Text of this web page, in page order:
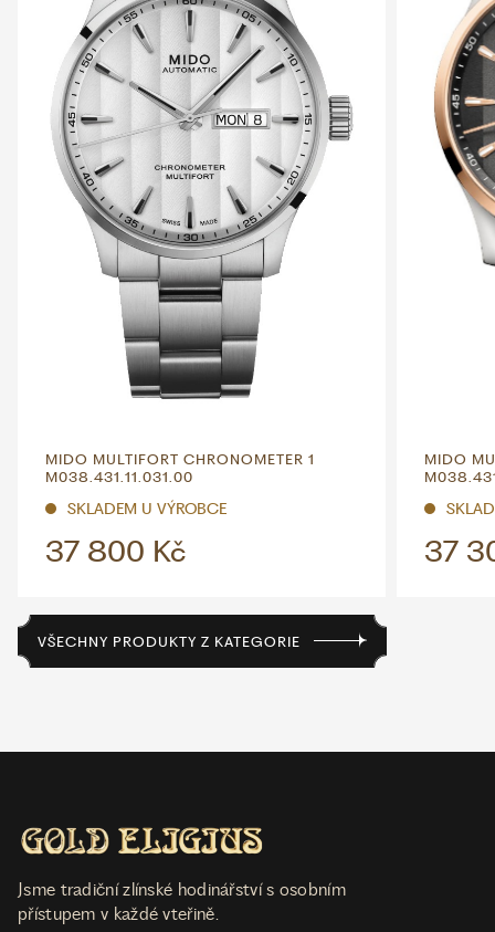
MIDO MULTIFORT CHRONOMETER 1
M038.431.11.031.00
SKLADEM U VÝROBCE
37 800 Kč
MIDO
37
VŠECHNY PRODUKTY Z KATEGORIE
Jsme tradiční zlínské hodinářství s osobním
přístupem v každé vteřině.